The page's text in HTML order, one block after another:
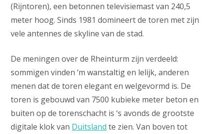
(Rijntoren), een betonnen televisiemast van 240,5
meter hoog. Sinds 1981 domineert de toren met zijn
vele antennes de skyline van de stad.
De meningen over de Rheinturm zijn verdeeld:
sommigen vinden ‘m wanstaltig en lelijk, anderen
menen dat de toren elegant en welgevormd is. De
toren is gebouwd van 7500 kubieke meter beton en
buiten op de torenschacht is ‘s avonds de grootste
digitale klok van Duitsland te zien. Van boven tot